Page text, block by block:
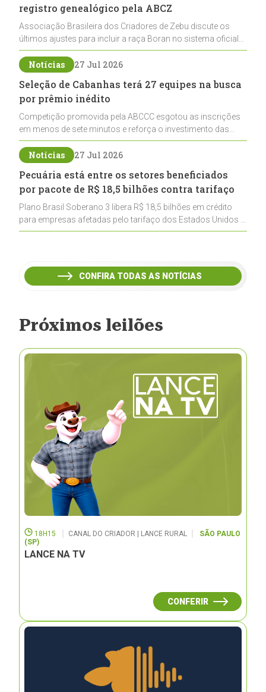
registro genealógico pela ABCZ
Associação Brasileira dos Criadores de Zebu discute os
últimos ajustes para incluir a raça Boran no sistema oficial
de registros, abrindo caminho para sua expansão na
pecuária nacional
Notícias 27 Jul 2026
Seleção de Cabanhas terá 27 equipes na busca
por prêmio inédito
Competição promovida pela ABCCC esgotou as inscrições
em menos de sete minutos e reforça o investimento das
cabanhas na seleção genética de Cavalos Crioulos voltados
ao laço
Notícias 27 Jul 2026
Pecuária está entre os setores beneficiados
por pacote de R$ 18,5 bilhões contra tarifaço
Plano Brasil Soberano 3 libera R$ 18,5 bilhões em crédito
para empresas afetadas pelo tarifaço dos Estados Unidos e
inclui a pecuária entre os setores estratégicos
CONFIRA TODAS AS NOTÍCIAS
Próximos leilões
18H15 CANAL DO CRIADOR | LANCE RURAL
SÃO PAULO
(SP)
LANCE NA TV
CONFERIR